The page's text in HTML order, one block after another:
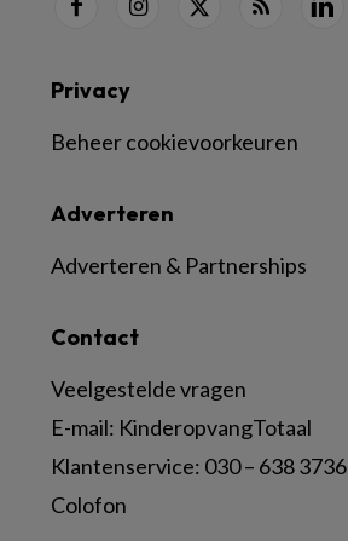
Contact
Veelgestelde vragen
E-mail: KinderopvangTotaal
Klantenservice: 030 – 638 3736
Colofon
Adverteren
Adverteren & Partnerships
Privacy
Beheer cookievoorkeuren